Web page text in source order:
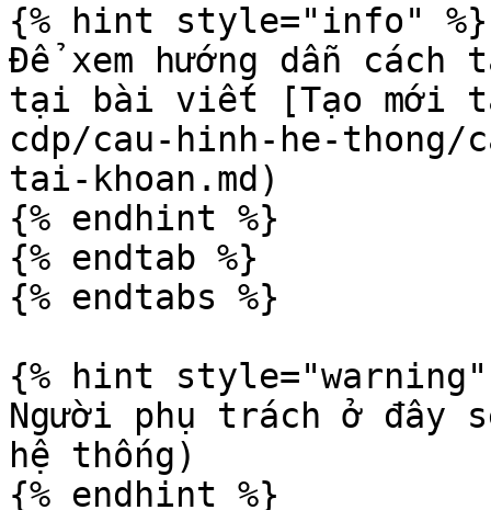
{% hint style="info" %}
Để xem hướng dẫn
tại bài viết [Tạo mới
cdp/cau-hinh-he-
tai-khoan.md)
{% endhint %}
{% endtab %}
{% endtabs %}
{% hint style="warning"
Người phụ trách ở đây
hệ thống)